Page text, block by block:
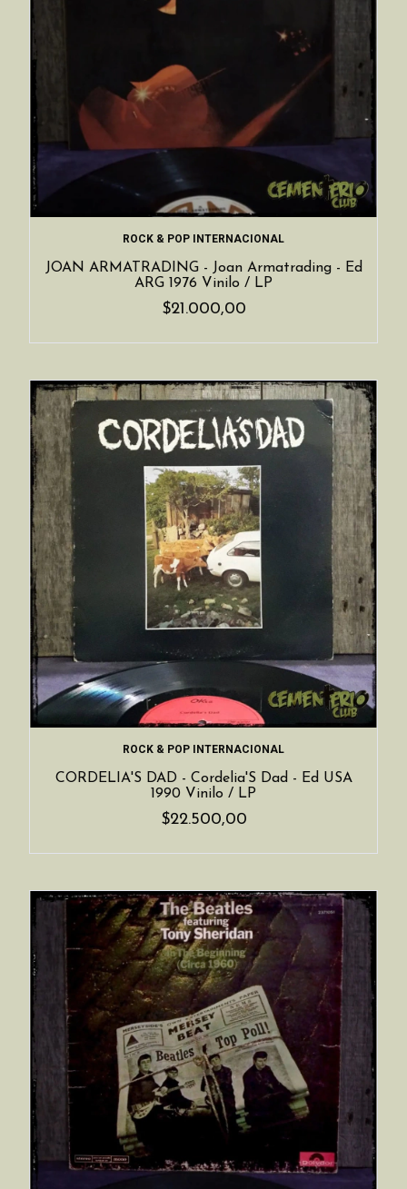
ROCK & POP INTERNACIONAL
JOAN ARMATRADING - Joan Armatrading - Ed
ARG 1976 Vinilo / LP
$21.000,00
ROCK & POP INTERNACIONAL
CORDELIA'S DAD - Cordelia'S Dad - Ed USA
1990 Vinilo / LP
$22.500,00